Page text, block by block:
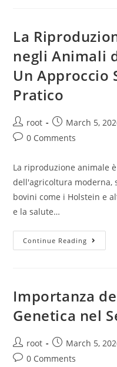
La
negli Animali
Un Approccio
Pratico
root March 5,
0 Comments
La riproduzione animale
dell'agricoltura moderna,
bovini come i Holstein e
e la salute…
Continue Reading
Importanza
Genetica nel
root March 5,
0 Comments